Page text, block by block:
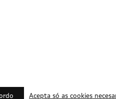
Acepta só as cookies